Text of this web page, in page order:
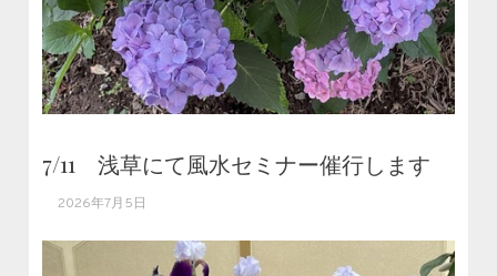
7/11 浅草にて風水セミナー催行します
2026年7月5日